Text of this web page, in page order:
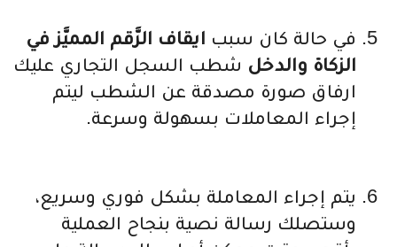
في حالة كان سبب ايقاف الرَّقم المميَّز في
الزكاة والدخل شطب السجل التجاري عليك
ارفاق صورة مصدقة عن الشطب ليتم
إجراء المعاملات بسهولة وسرعة.
يتم إجراء المعاملة بشكل فوري وسريع،
وستصلك رسالة نصية بنجاح العملية